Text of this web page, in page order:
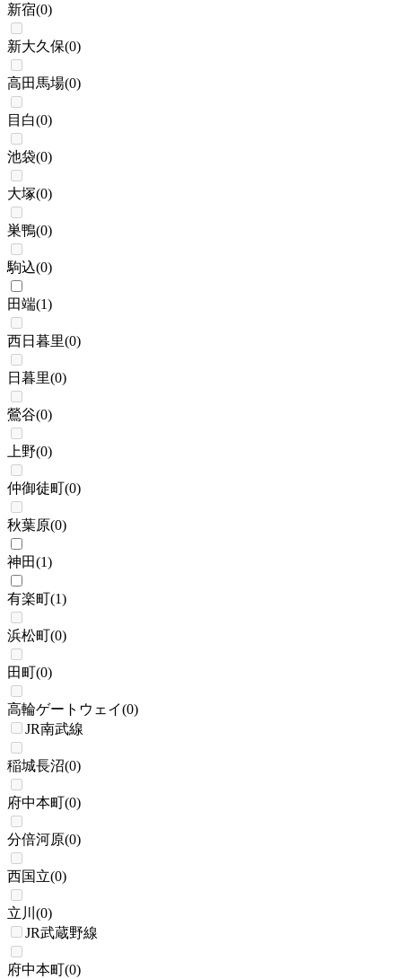
新宿(0)
新大久保(0)
高田馬場(0)
目白(0)
池袋(0)
大塚(0)
巣鴨(0)
駒込(0)
田端(1)
西日暮里(0)
日暮里(0)
鶯谷(0)
上野(0)
仲御徒町(0)
秋葉原(0)
神田(1)
有楽町(1)
浜松町(0)
田町(0)
高輪ゲートウェイ(0)
JR南武線
稲城長沼(0)
府中本町(0)
分倍河原(0)
西国立(0)
立川 (0)
JR武蔵野線
府中本町(0)